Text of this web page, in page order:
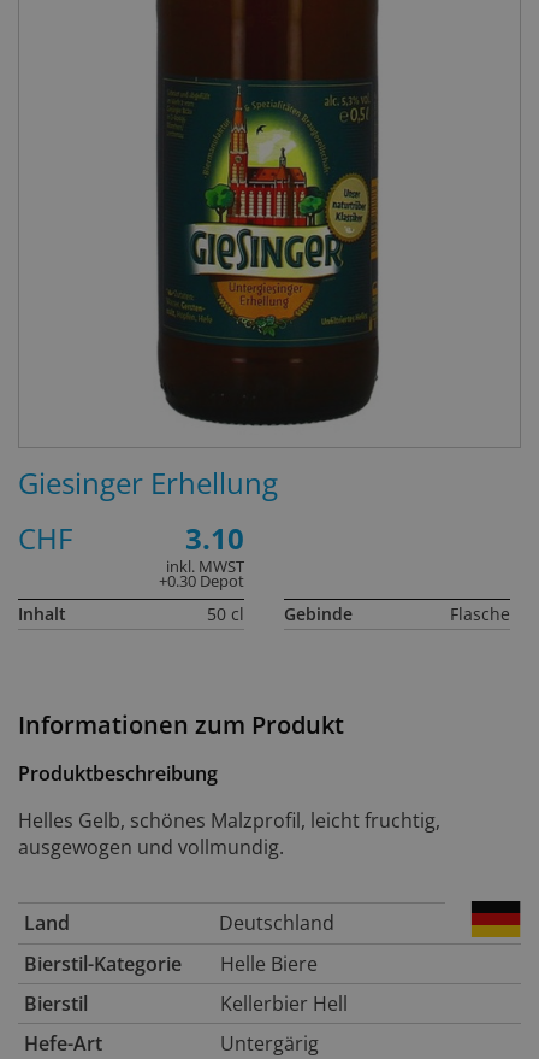
Informationen zum Produkt
Produktbeschreibung
Helles Gelb, schönes Malzprofil, leicht fruchtig,
ausgewogen und vollmundig.
Land
Deutschland
Bierstil-Kategorie
Helle Biere
Bierstil
Kellerbier Hell
Hefe-Art
Untergärig
Giesinger Erhellung
CHF
3.10
inkl. MWST
+0.30 Depot
Inhalt 50 cl Gebinde Flasche